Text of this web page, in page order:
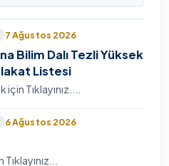
ulusal ve uluslararası fon
7 Ağustos 2026
Bilim Dalı Tezli Yüksek
Listesi
Tıklayınız....
6 Ağustos 2026